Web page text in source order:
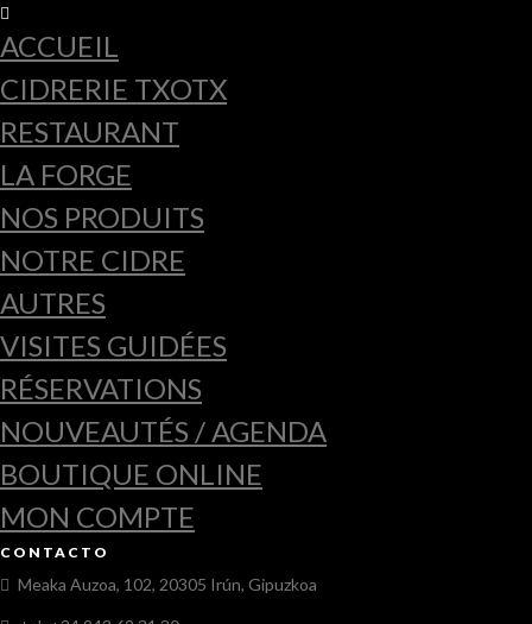
ACCUEIL
CIDRERIE TXOTX
RESTAURANT
LA FORGE
NOS PRODUITS
NOTRE CIDRE
AUTRES
VISITES GUIDÉES
RÉSERVATIONS
NOUVEAUTÉS / AGENDA
BOUTIQUE ONLINE
MON COMPTE
CONTACTO
Meaka Auzoa, 102, 20305 Irún, Gipuzkoa